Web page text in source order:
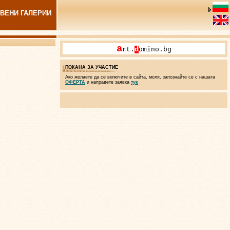
ГАЛЕРИИ
art. domino.bg
ПОКАНА ЗА УЧАСТИЕ
Ако желаете да се включите в сайта, моля, запознайте се с нашата
ОФЕРТА и направете заявка тук